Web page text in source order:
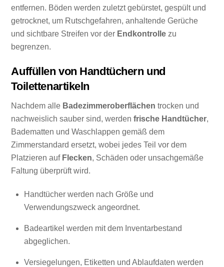
entfernen. Böden werden zuletzt gebürstet, gespült und
getrocknet, um Rutschgefahren, anhaltende Gerüche
und sichtbare Streifen vor der Endkontrolle zu
begrenzen.
Auffüllen von Handtüchern und
Toilettenartikeln
Nachdem alle Badezimmeroberflächen trocken und
nachweislich sauber sind, werdenfrische Handtücher,
Badematten und Waschlappen gemäß dem
Zimmerstandard ersetzt, wobei jedes Teil vor dem
Platzieren auf Flecken, Schäden oder unsachgemäße
Faltung überprüft wird.
Handtücher werden nach Größe und
Verwendungszweck angeordnet.
Badeartikel werden mit dem Inventarbestand
abgeglichen.
Versiegelungen, Etiketten und Ablaufdaten werden